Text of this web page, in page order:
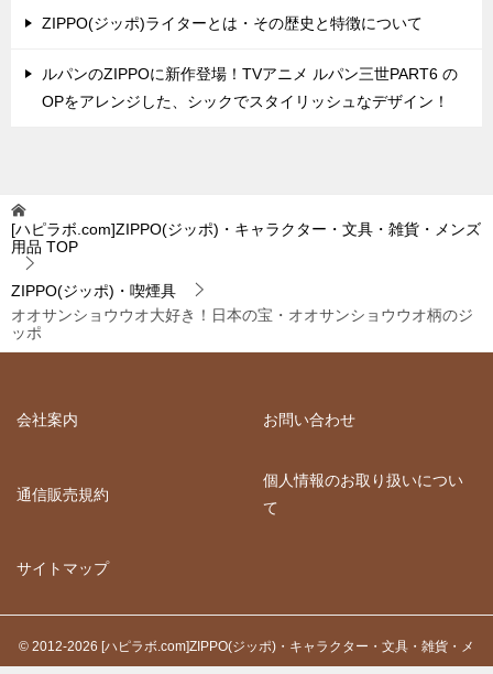
ZIPPO(ジッポ)ライターとは・その歴史と特徴について
ルパンのZIPPOに新作登場！TVアニメ ルパン三世PART6 の
OPをアレンジした、シックでスタイリッシュなデザイン！
[ハピラボ.com]ZIPPO(ジッポ)・キャラクター・文具・雑貨・メンズ
用品 TOP
ZIPPO(ジッポ)・喫煙具
オオサンショウウオ大好き！日本の宝・オオサンショウウオ柄のジ
ッポ
会社案内 お問い合わせ
通信販売規約
個人情報のお取り扱いについ
て
サイトマップ
© 2012-2026 [ハピラボ.com]ZIPPO(ジッポ)・キャラクター・文具・雑貨・メ